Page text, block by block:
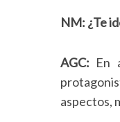
NM: ¿Te
AGC: En
aspectos,